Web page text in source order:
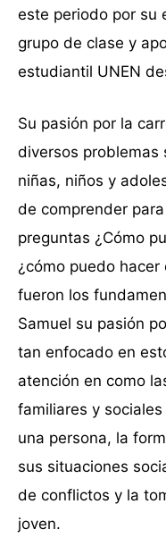
este periodo por su
grupo de clase y
estudiantil UNEN
Su pasión por la
diversos problemas
niñas, niños y
de comprender
preguntas ¿Cómo
¿cómo puedo hacer
fueron los
Samuel su pasión
tan enfocado en
atención en como
familiares y
una persona, la
sus situaciones
de conflictos y la
joven.